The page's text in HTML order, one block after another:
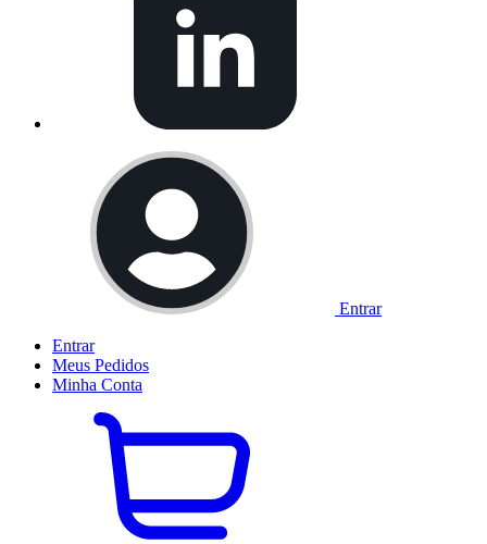
Entrar
Entrar
Meus Pedidos
Minha Conta